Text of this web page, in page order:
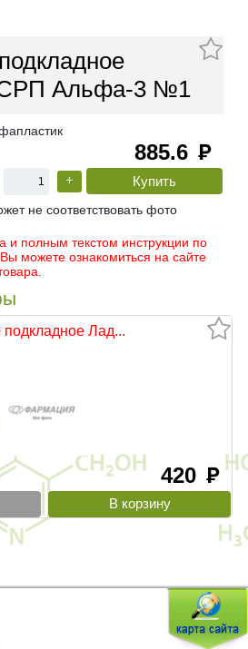
СРП Альфа-3 №1
885.6 руб
+
не соответствовать фото
и полным текстом инструкции по
можете ознакомиться на сайте
Лад...
420 руб